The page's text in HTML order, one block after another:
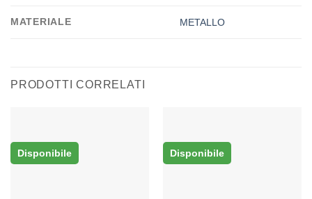
MATERIALE METALLO
PRODOTTI CORRELATI
Disponibile Disponibile